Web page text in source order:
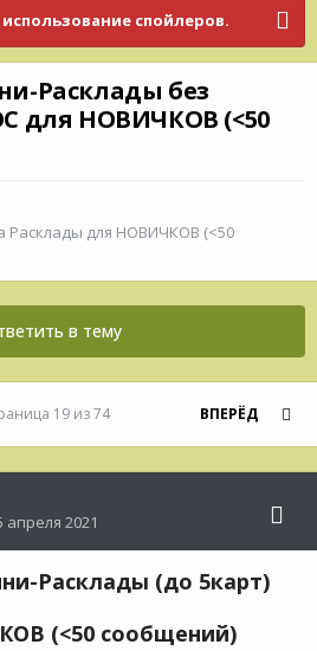
спойлеров.
Расклады без
для НОВИЧКОВ (<50
Расклады для НОВИЧКОВ (<50
в тему
ВПЕРЁД
19 из 74
апреля 2021
Расклады (до 5карт)
(<50 сообщений)